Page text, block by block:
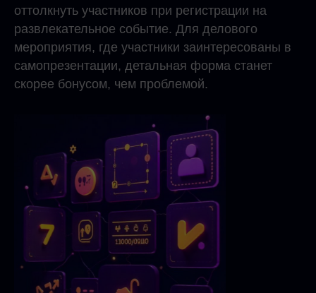
оттолкнуть участников при регистрации на
развлекательное событие. Для делового
мероприятия, где участники заинтересованы в
самопрезентации, детальная форма станет
скорее бонусом, чем проблемой.